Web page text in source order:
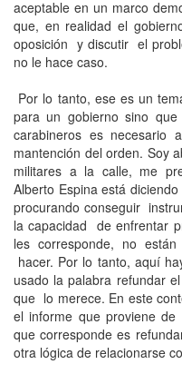
aceptable en un marco
que, en realidad el
oposición y discutir el
no le hace caso.
Por lo tanto, ese es un
para un gobierno sino
carabineros es necesario
mantención del orden. Soy
militares a la calle, me
Alberto Espina está
procurando conseguir
la capacidad de enfrentar
les corresponde, no
hacer. Por lo tanto, aquí
usado la palabra refundar
que lo merece. En este
el informe que proviene
que corresponde es
otra lógica de relacionarse